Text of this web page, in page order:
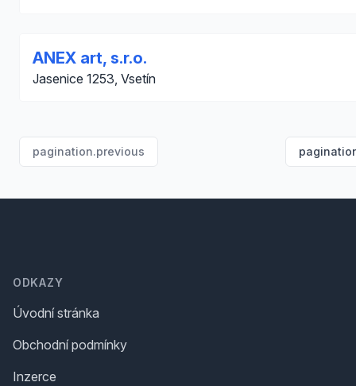
ANEX art, s.r.o.
Jasenice 1253, Vsetín
pagination.previous
ODKAZY
Úvodní stránka
Obchodní podmínky
Inzerce